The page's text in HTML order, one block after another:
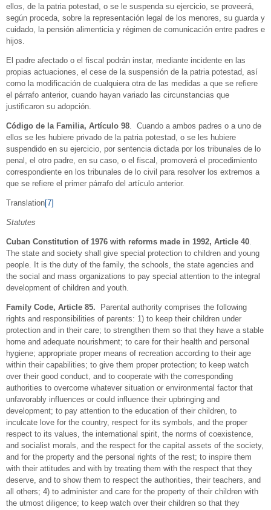
ellos, de la patria potestad, o se le suspenda su ejercicio, se proveerá,
según proceda, sobre la representación legal de los menores, su guarda y
cuidado, la pensión alimenticia y régimen de comunicación entre padres e
hijos.
El padre afectado o el fiscal podrán instar, mediante incidente en las
propias actuaciones, el cese de la suspensión de la patria potestad, así
como la modificación de cualquiera otra de las medidas a que se refiere
el párrafo anterior, cuando hayan variado las circunstancias que
justificaron su adopción.
Código de la Familia, Artículo 98 . Cuando a ambos padres o a uno de
ellos se les hubiere privado de la patria potestad, o se les hubiere
suspendido en su ejercicio, por sentencia dictada por los tribunales de lo
penal, el otro padre, en su caso, o el fiscal, promoverá el procedimiento
correspondiente en los tribunales de lo civil para resolver los extremos a
que se refiere el primer párrafo del artículo anterior.
Translation[7]
Statutes
Cuban Constitution of 1976 with reforms made in 1992, Article 40
The state and society shall give special protection to children and young
people. It is the duty of the family, the schools, the state agencies and
the social and mass organizations to pay special attention to the integral
development of children and youth.
Family Code, Article 85. Parental authority comprises the following
rights and responsibilities of parents: 1) to keep their children under
protection and in their care; to strengthen them so that they have a stable
home and adequate nourishment; to care for their health and personal
hygiene; appropriate proper means of recreation according to their age
within their capabilities; to give them proper protection; to keep watch
over their good conduct, and to cooperate with the corresponding
authorities to overcome whatever situation or environmental factor that
unfavorably influences or could influence their upbringing and
development; to pay attention to the education of their children, to
inculcate love for the country, respect for its symbols, and the proper
respect to its values, the international spirit, the norms of coexistence,
and socialist morals, and the respect for the capital assets of the society,
and for the property and the personal rights of the rest; to inspire them
with their attitudes and with by treating them with the respect that they
deserve, and to show them to respect the authorities, their teachers, and
all others; 4) to administer and care for the property of their children with
the utmost diligence; to keep watch over their children so that they